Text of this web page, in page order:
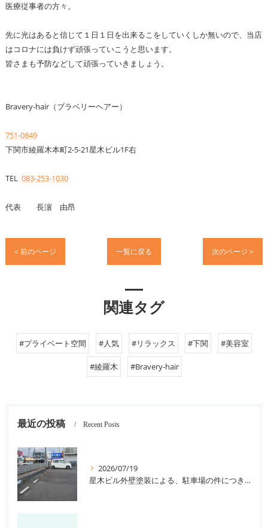
医療従事者の方々。
先に光はあると信じて１日１日を出来るこをしていくしか無いので、当店
はコロナには負けず頑張っていこうと思います。
皆さまも予防などして頑張っていきましょう。
Bravery-hair（ブラベリーヘアー）
751-0849
下関市綾羅木本町2-5-21星木ビル1F右
TEL 083-253-1030
代表 長濵 由昂
< 前のページ 一覧に戻る 次のページ >
関連タグ
#プライベート空間 #人気 #リラックス #下関 #美容室
#綾羅木 #Bravery-hair
最近の投稿 Recent Posts
2026/07/19
星木ビル外壁塗装による、駐車場の件につきまして。